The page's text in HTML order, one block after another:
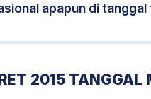
apapun di
2015 TANGGAL